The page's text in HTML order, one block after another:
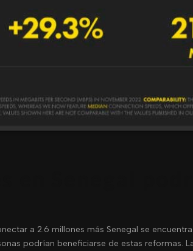
a 2.6 millones más Senegal se
podrían beneficiarse de estas reformas.